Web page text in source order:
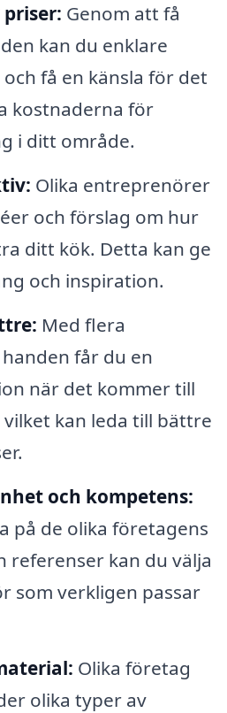
priser: Genom att få
kan du enklare
få en känsla för det
kostnaderna för
i ditt område.
Olika entreprenörer
och förslag om hur
ditt kök. Detta kan ge
och inspiration.
Med flera
får du en
när det kommer till
kan leda till bättre
och kompetens:
på de olika företagens
referenser kan du välja
som verkligen passar
Olika företag
olika typer av